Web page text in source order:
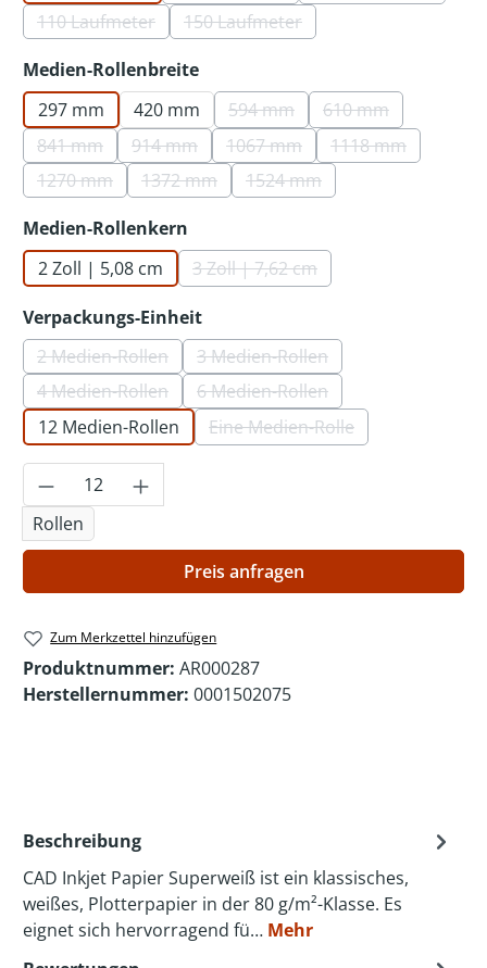
110 Laufmeter(Diese Option ist zurzeit nicht verfügbar.)
150 Laufmeter(Diese Option ist zurzeit nicht
Medien-Rollenbreiteauswählen
297 mm
420 mm 594 mm(Diese Option ist zurzeit nicht
610 mm(Diese Option ist
841 mm(Diese Option ist zurzeit nicht verfügbar.)
914 mm(Diese Option ist zurzeit nicht verfügbar.)
1067 mm(Diese Option ist zurzeit nicht
1118 mm(Diese Option
1270 mm(Diese Option ist zurzeit nicht verfügbar.)
1372 mm(Diese Option ist zurzeit nicht verfügbar.)
1524 mm(Diese Option ist zurzeit
Medien-Rollenkern
2 Zoll | 5,08 cm
3 Zoll | 7,62 cm(Diese Option ist zurzeit nicht
Verpackungs-Einheitauswählen
2 Medien-Rollen(Diese Option ist zurzeit nicht verfügbar.)
3 Medien-Rollen(Diese Option ist zurzeit nicht
4 Medien-Rollen(Diese Option ist zurzeit nicht verfügbar.)
6 Medien-Rollen(Diese Option ist zurzeit nicht
12 Medien-Rollen Eine Medien-Rolle(Diese Option ist zurzeit
Produkt Anzahl: Gib den gewünschten
Rollen
Preis anfragen
Zum Merkzettel hinzufügen
Produktnummer: AR000287
Herstellernummer: 0001502075
Beschreibung
CAD Inkjet Papier Superweiß ist ein klassisches,
weißes, Plotterpapier in der 80 g/m²-Klasse. Es
eignet sich hervorragend fü… Mehr